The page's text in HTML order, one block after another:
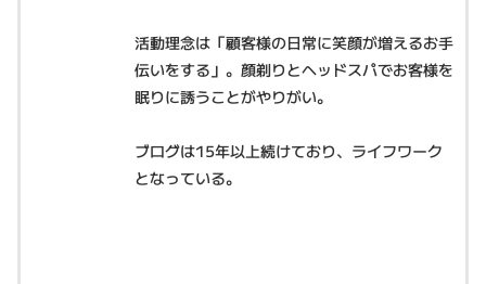
活動理念は「顧客様の日常に笑顔が増えるお手
伝いをする」。顔剃りとヘッドスパでお客様を
眠りに誘うことがやりがい。
ブログは15年以上続けており、ライフワーク
となっている。